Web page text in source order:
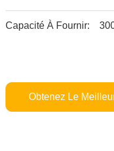
Capacité À Fournir:
Obtenez Le